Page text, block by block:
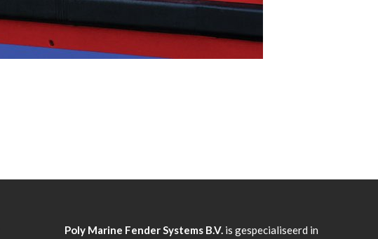
Poly Marine Fender Systems B.V. is gespecialiseerd in